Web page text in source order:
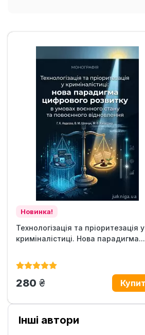
Новинка!
Технологізація та пріоритезація у
криміналістиці. Нова парадигма...
280 грн.
Інші автори